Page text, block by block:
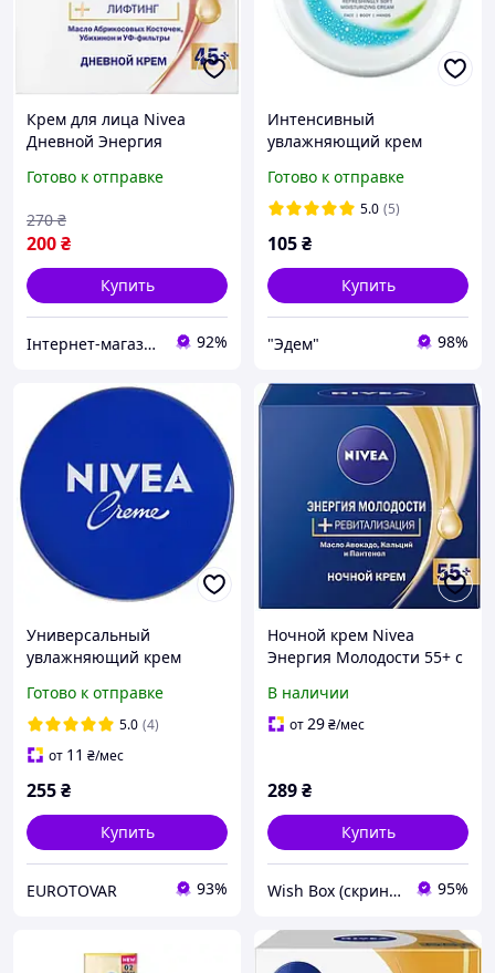
Крем для лица Nivea
Дневной Энергия
(4005900450937)
Готово к отправке
200₴
270 ₴
Купить
Інтернет-магазин "Економія" 92%
Интенсивный
увлажняющий крем
тела, с маслом жожоба и
витамином Е, 100 мл
Готово к отправке
5.0 (5)
105₴
Купить
"Эдем" 98%
Универсальный
увлажняющий крем
Готово к отправке
5.0 (4)
от 11 ₴/мес
255₴
Купить
EUROTOVAR 93%
Ночной крем Nivea
Энергия Молодости 55+ с
(4005900451026)
В наличии
от29₴/мес
289₴
Купить
Wish Box (скринька бажань) 95%